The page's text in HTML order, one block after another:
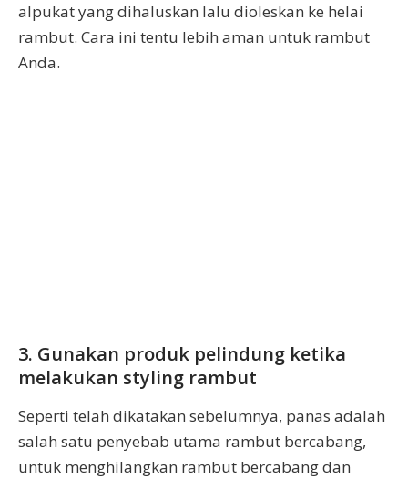
alpukat yang dihaluskan lalu dioleskan ke helai
rambut. Cara ini tentu lebih aman untuk rambut
Anda.
3. Gunakan produk pelindung ketika
melakukan styling rambut
Seperti telah dikatakan sebelumnya, panas adalah
salah satu penyebab utama rambut bercabang,
untuk menghilangkan rambut bercabang dan